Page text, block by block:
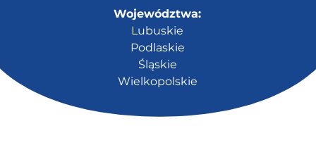
Województwa:
Lubuskie
Podlaskie
Śląskie
Wielkopolskie